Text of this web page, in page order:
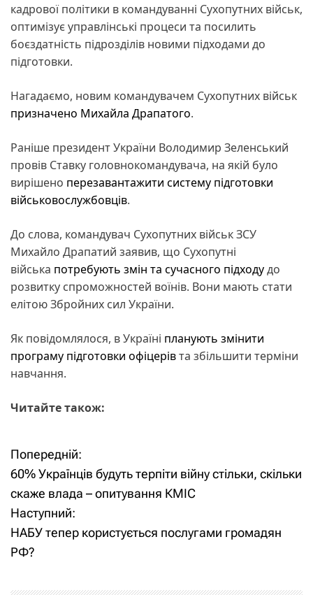
кадрової політики в командуванні Сухопутних військ,
оптимізує управлінські процеси та посилить
боєздатність підрозділів новими підходами до
підготовки.
Нагадаємо, новим командувачем Сухопутних військ
призначено Михайла Драпатого.
Раніше президент України Володимир Зеленський
провів Ставку головнокомандувача, на якій було
вирішено перезавантажити систему підготовки
військовослужбовців.
До слова, командувач Сухопутних військ ЗСУ
Михайло Драпатий заявив, що Сухопутні
війська потребують змін та сучасного підходудо
розвитку спроможностей воїнів. Вони мають стати
елітою Збройних сил України.
Як повідомлялося, в Україні планують змінити
програму підготовки офіцерівта збільшити терміни
навчання.
Читайте також:
Н
а
в
і
Попередній:
60% Українців будуть терпіти війну стільки, скільки
скаже влада – опитування КМІС
Наступний:
НАБУ тепер користується послугами громадян
РФ?